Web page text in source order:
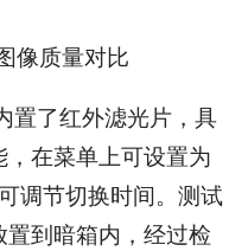
像质量对比
了红外滤光片，具
在菜单上可设置为
调节切换时间。测试
到暗箱内，经过检